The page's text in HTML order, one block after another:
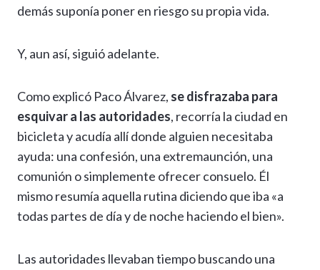
demás suponía poner en riesgo su propia vida.
Y, aun así, siguió adelante.
Como explicó Paco Álvarez, se disfrazaba para
esquivar a las autoridades, recorría la ciudad en
bicicleta y acudía allí donde alguien necesitaba
ayuda: una confesión, una extremaunción, una
comunión o simplemente ofrecer consuelo. Él
mismo resumía aquella rutina diciendo que iba «a
todas partes de día y de noche haciendo el bien».
Las autoridades llevaban tiempo buscando una